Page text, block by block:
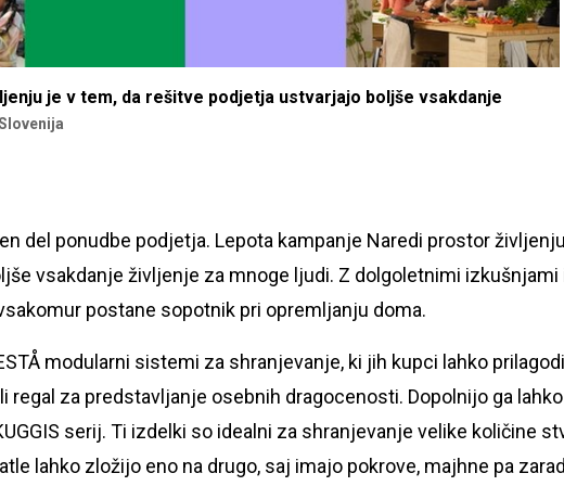
je v tem, da rešitve podjetja ustvarjajo boljše vsakdanje
del ponudbe podjetja. Lepota kampanje Naredi prostor
vsakdanje življenje za mnoge ljudi. Z dolgoletnimi izkušnjami
postane sopotnik pri opremljanju doma.
modularni sistemi za shranjevanje, ki jih kupci lahko
za predstavljanje osebnih dragocenosti. Dopolnijo ga
serij. Ti izdelki so idealni za shranjevanje velike količine
lahko zložijo eno na drugo, saj imajo pokrove, majhne pa